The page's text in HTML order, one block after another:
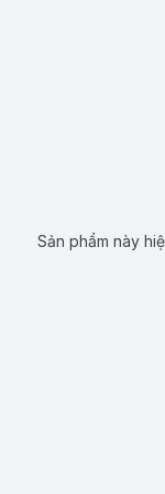
Sản phẩm này